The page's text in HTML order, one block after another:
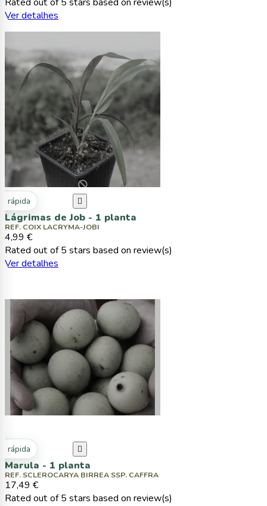
Ver detalhes
rápida 
Lágrimas de Job - 1 planta
REF. COIX LACRYMA-JOBI
4,99 €
Rated out of 5 stars based on review(s)
Ver detalhes
rápida 
Marula - 1 planta
REF. SCLEROCARYA BIRREA SSP. CAFFRA
17,49 €
Rated out of 5 stars based on review(s)